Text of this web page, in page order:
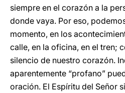
siempre en el corazón a la
donde vaya. Por eso,
momento, en los
calle, en la oficina, en el tren;
silencio de nuestro corazón.
aparentemente “profano”
oración. El Espíritu del Señor